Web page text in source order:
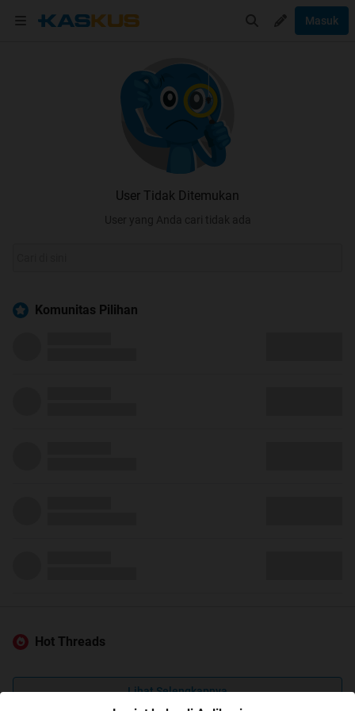
Masuk
User Tidak Ditemukan
User yang Anda cari tidak ada
Komunitas Pilihan
Hot Threads
Lihat Selengkapnya